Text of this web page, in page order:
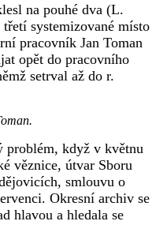
na pouhé dva (L.
systemizované místo
pracovník Jan Toman
opět do pracovního
setrval až do r.
problém, když v květnu
věznice, útvar Sboru
smlouvu o
Okresní archiv se
hlavou a hledala se